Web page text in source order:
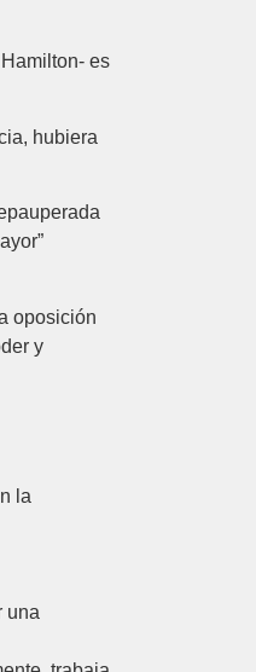
es
hubiera
oposición
y
la
una